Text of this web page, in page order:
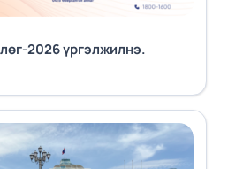
2026 үргэлжилнэ.